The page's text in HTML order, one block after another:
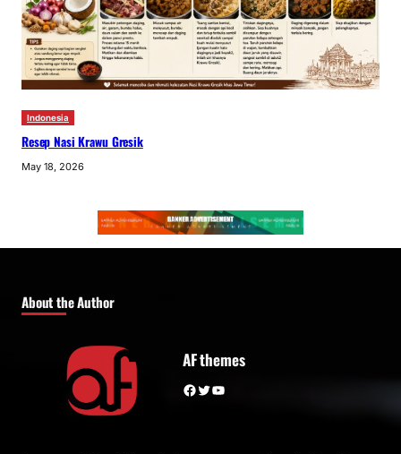
Indonesia
Resep Nasi Krawu Gresik
May 18, 2026
About the Author
AF themes
Facebook Twitter YouTube